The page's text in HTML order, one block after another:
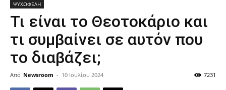
ΨΥΧΩΦΕΛΗ
Τι είναι το Θεοτοκάριο και
τι συμβαίνει σε αυτόν που
το διαβάζει;
Από Newsroom - 10 Ιουλίου 2024 7231